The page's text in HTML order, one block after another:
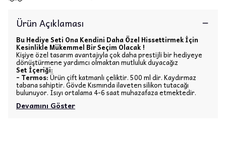
Ürün Açıklaması
Bu Hediye Seti Ona Kendini Daha Özel Hissettirmek İçin
Kesinlikle Mükemmel Bir Seçim Olacak !
Kişiye özel tasarım avantajıyla çok daha prestijli bir hediyeye
dönüştürmene yardımcı olmaktan mutluluk duyacağız
Set İçeriği:
- Termos:Ürün çift katmanlı çeliktir. 500 ml dir. Kaydırmaz
tabana sahiptir. Gövde Kısmında ilaveten silikon tutacağı
bulunuyor. Isıyı ortalama 4-6 saat muhazafaza etmektedir.
Devamını Göster